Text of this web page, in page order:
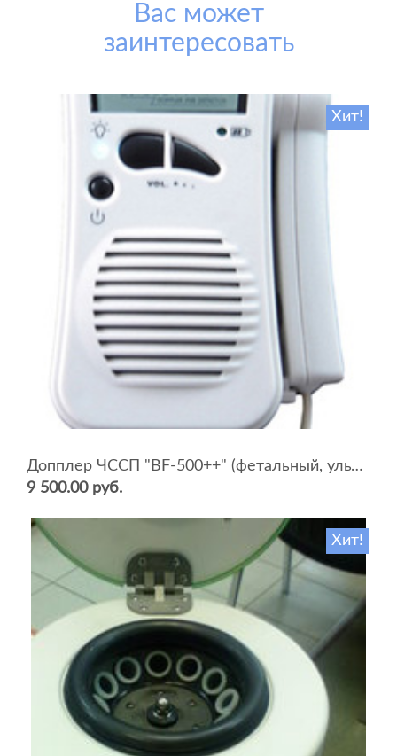
Вас может
заинтересовать
Хит!
Допплер ЧССП "BF-500++" (фетальный, ультразвуковой)
9 500.00 руб.
Хит!